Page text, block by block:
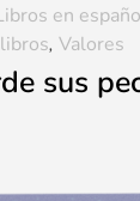
sus
en
, Valores